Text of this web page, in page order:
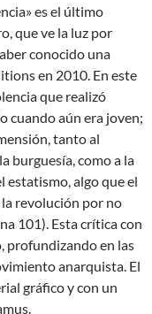
es el último
que ve la luz por
conocido una
en 2010. En este
que realizó
cuando aún era joven;
tanto al
burguesía, como a la
estatismo, algo que el
revolución por no
101). Esta crítica con
profundizando en las
anarquista. El
gráfico y con un